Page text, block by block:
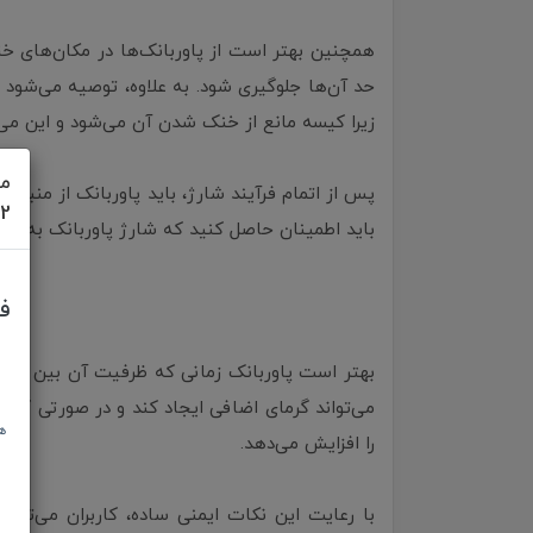
همچنین بهتر است از پاوربانک‌ها در مکان‌های
حد آن‌ها جلوگیری شود. به علاوه، توصیه می‌شود
زیرا کیسه مانع از خنک شدن آن می‌شود و این
پس از اتمام فرآیند شارژ، باید پاوربانک از
باید اطمینان حاصل کنید که شارژ پاوربانک
می‌تواند گرمای اضافی ایجاد کند و در صورتی که
را افزایش می‌دهد.
با رعایت این نکات ایمنی ساده، کاربران